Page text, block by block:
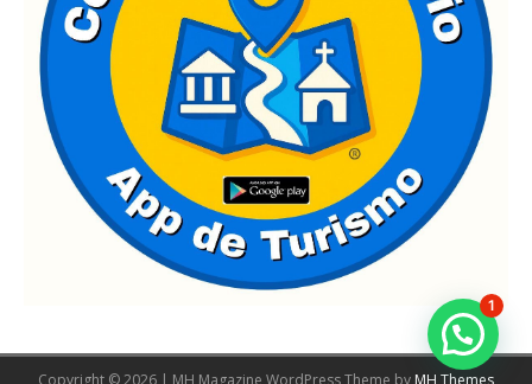
Copyright © 2026 | MH Magazine WordPress Theme by MH Themes
1